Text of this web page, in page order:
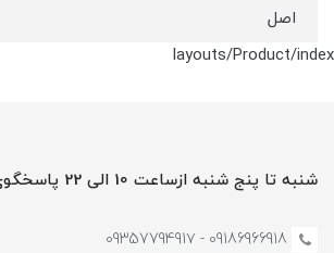
اصل
layouts/Product/index
شنبه تا پنج شنبه ازساعت 10 الی 22 پاسخگوی شما هستیم
09186966918 - 0935779491۷